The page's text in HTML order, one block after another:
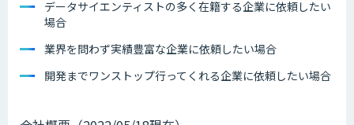
データサイエンティストの多く在籍する企業に依頼したい
場合
業界を問わず実績豊富な企業に依頼したい場合
開発までワンストップ行ってくれる企業に依頼したい場合